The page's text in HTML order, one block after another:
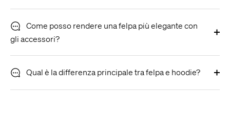
Come posso rendere una felpa più elegante con
gli accessori?
Qual è la differenza principale tra felpa e hoodie?